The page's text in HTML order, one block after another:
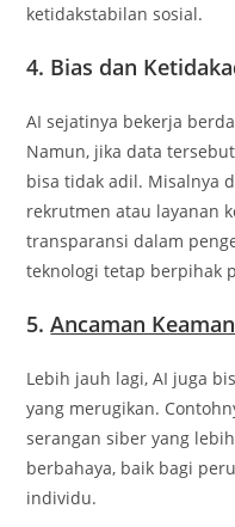
ketidakstabilan sosial.
4. Bias dan
AI sejatinya bekerja
Namun, jika data
bisa tidak adil. Misalnya
rekrutmen atau layanan
transparansi dalam
teknologi tetap berpihak
5.Ancaman
Lebih jauh lagi, AI juga
yang merugikan.
serangan siber yang
berbahaya, baik bagi
individu.